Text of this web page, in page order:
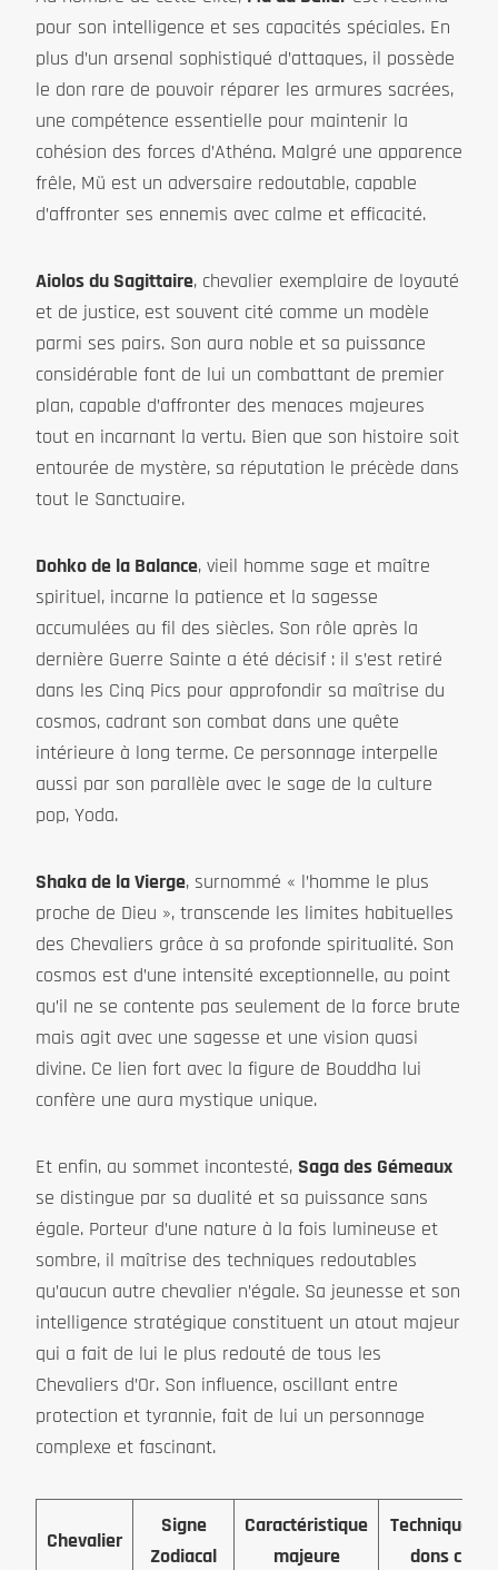
pour son intelligence et ses capacités spéciales. En
plus d’un arsenal sophistiqué d’attaques, il possède
le don rare de pouvoir réparer les armures sacrées,
une compétence essentielle pour maintenir la
cohésion des forces d’Athéna. Malgré une apparence
frêle, Mü est un adversaire redoutable, capable
d’affronter ses ennemis avec calme et efficacité.
Aiolos du Sagittaire, chevalier exemplaire de loyauté
et de justice, est souvent cité comme un modèle
parmi ses pairs. Son aura noble et sa puissance
considérable font de lui un combattant de premier
plan, capable d’affronter des menaces majeures
tout en incarnant la vertu. Bien que son histoire soit
entourée de mystère, sa réputation le précède dans
tout le Sanctuaire.
Dohko de la Balance, vieil homme sage et maître
spirituel, incarne la patience et la sagesse
accumulées au fil des siècles. Son rôle après la
dernière Guerre Sainte a été décisif : il s’est retiré
dans les Cinq Pics pour approfondir sa maîtrise du
cosmos, cadrant son combat dans une quête
intérieure à long terme. Ce personnage interpelle
aussi par son parallèle avec le sage de la culture
pop, Yoda.
Shaka de la Vierge, surnommé « l’homme le plus
proche de Dieu », transcende les limites habituelles
des Chevaliers grâce à sa profonde spiritualité. Son
cosmos est d’une intensité exceptionnelle, au point
qu’il ne se contente pas seulement de la force brute
mais agit avec une sagesse et une vision quasi
divine. Ce lien fort avec la figure de Bouddha lui
confère une aura mystique unique.
Et enfin, au sommet incontesté, Saga des Gémeaux
se distingue par sa dualité et sa puissance sans
égale. Porteur d’une nature à la fois lumineuse et
sombre, il maîtrise des techniques redoutables
qu’aucun autre chevalier n’égale. Sa jeunesse et son
intelligence stratégique constituent un atout majeur
qui a fait de lui le plus redouté de tous les
Chevaliers d’Or. Son influence, oscillant entre
protection et tyrannie, fait de lui un personnage
complexe et fascinant.
Chevalier
Signe
Zodiacal
Caractéristique
majeure
Techniques
dons clés